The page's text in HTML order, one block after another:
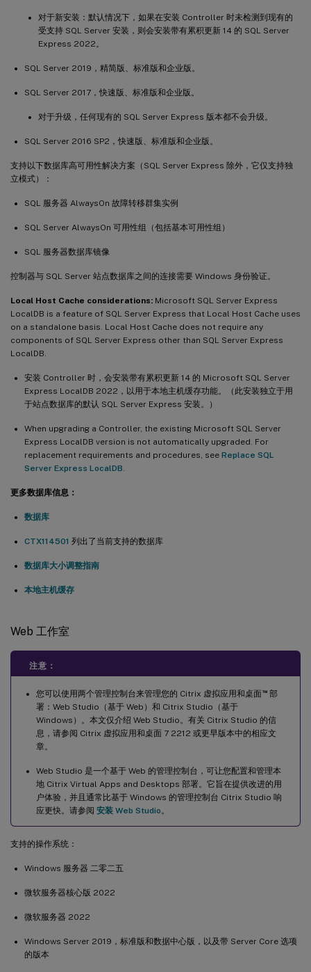
对于新安装：默认情况下，如果在安装 Controller 时未检测到现有的
受支持 SQL Server 安装，则会安装带有累积更新 14 的 SQL Server
Express 2022。
SQL Server 2019，精简版、标准版和企业版。
SQL Server 2017，快速版、标准版和企业版。
对于升级，任何现有的 SQL Server Express 版本都不会升级。
SQL Server 2016 SP2，快速版、标准版和企业版。
支持以下数据库高可用性解决方案（SQL Server Express 除外，它仅支持独
立模式）：
SQL 服务器 AlwaysOn 故障转移群集实例
SQL Server AlwaysOn 可用性组（包括基本可用性组）
SQL 服务器数据库镜像
控制器与 SQL Server 站点数据库之间的连接需要 Windows 身份验证。
Local Host Cache considerations: Microsoft SQL Server Express
LocalDB is a feature of SQL Server Express that Local Host Cache uses
on a standalone basis. Local Host Cache does not require any
components of SQL Server Express other than SQL Server Express
LocalDB.
安装 Controller 时，会安装带有累积更新 14 的 Microsoft SQL Server
Express LocalDB 2022，以用于本地主机缓存功能。（此安装独立于用
于站点数据库的默认 SQL Server Express 安装。）
When upgrading a Controller, the existing Microsoft SQL Server
Express LocalDB version is not automatically upgraded. For
replacement requirements and procedures, see Replace SQL
Server Express LocalDB
更多数据库信息：
数据库
CTX114501 列出了当前支持的数据库
数据库大小调整指南
本地主机缓存
Web 工作室
注意：
您可以使用两个管理控制台来管理您的 Citrix 虚拟应用和桌面 ™部
署：Web Studio（基于 Web）和 Citrix Studio（基于
Windows）。本文仅介绍 Web Studio。有关 Citrix Studio 的信
息，请参阅 Citrix 虚拟应用和桌面 7 2212 或更早版本中的相应文
章。
Web Studio 是一个基于 Web 的管理控制台，可让您配置和管理本
地 Citrix Virtual Apps and Desktops 部署。它旨在提供改进的用
户体验，并且通常比基于 Windows 的管理控制台 Citrix Studio 响
应更快。请参阅 安装 Web Studio 。
支持的操作系统：
Windows 服务器 二零二五
微软服务器核心版 2022
微软服务器 2022
Windows Server 2019，标准版和数据中心版，以及带 Server Core 选项
的版本